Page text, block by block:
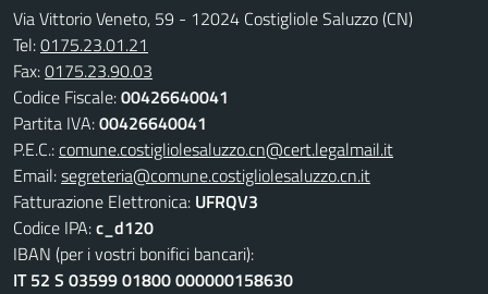
Via Vittorio Veneto, 59 - 12024 Costigliole Saluzzo (CN)
Tel:0175.23.01.21
Fax:0175.23.90.03
Codice Fiscale:00426640041
Partita IVA:00426640041
P.E.C.:comune.costigliolesaluzzo.cn@cert.legalmail.it
Email:segreteria@comune.costigliolesaluzzo.cn.it
Fatturazione Elettronica: UFRQV3
Codice IPA:c_d120
IBAN (per i vostri bonifici bancari):
IT 52 S 03599 01800 000000158630